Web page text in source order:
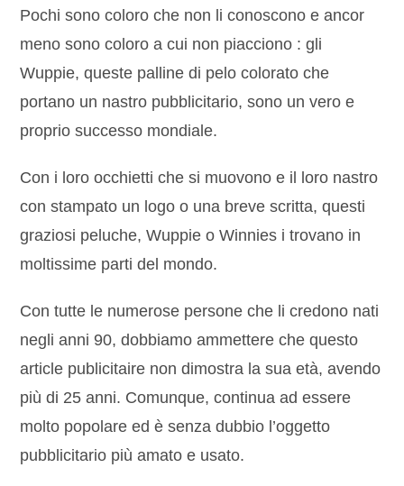
Pochi sono coloro che non li conoscono e ancor
meno sono coloro a cui non piacciono : gli
Wuppie, queste palline di pelo colorato che
portano un nastro pubblicitario, sono un vero e
proprio successo mondiale.
Con i loro occhietti che si muovono e il loro nastro
con stampato un logo o una breve scritta, questi
graziosi peluche, Wuppie o Winnies i trovano in
moltissime parti del mondo.
Con tutte le numerose persone che li credono nati
negli anni 90, dobbiamo ammettere che questo
article publicitaire non dimostra la sua età, avendo
più di 25 anni. Comunque, continua ad essere
molto popolare ed è senza dubbio l’oggetto
pubblicitario più amato e usato.